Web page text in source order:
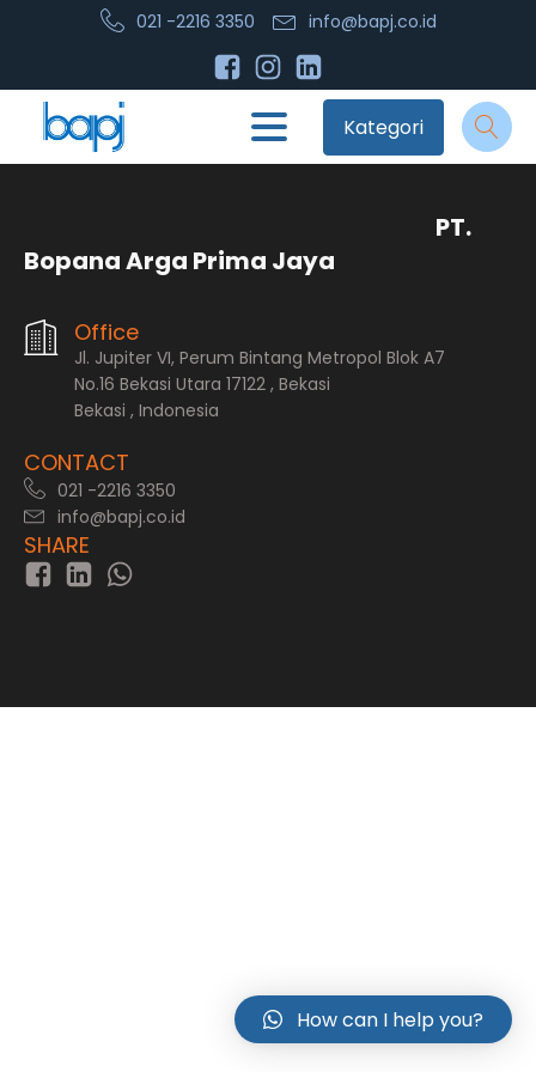
021 -2216 3350 info@bapj.co.id
Kategori
PT.
Bopana Arga Prima Jaya
Office
Jl. Jupiter VI, Perum Bintang Metropol Blok A7
No.16 Bekasi Utara 17122 , Bekasi
Bekasi , Indonesia
CONTACT
021 -2216 3350
info@bapj.co.id
SHARE
How can I help you?